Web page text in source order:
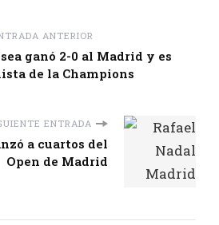
ANTERIOR
ganó 2-0 al Madrid y es
de la Champions
ENTRADA
a cuartos del
Open de Madrid